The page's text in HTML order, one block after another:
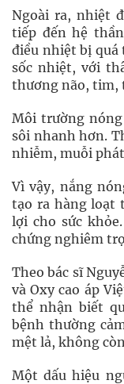
Ngoài ra, nhiệt
tiếp đến hệ
điều nhiệt bị quá
sốc nhiệt, với
thương não, tim,
Môi trường
sôi nhanh hơn.
nhiễm, muỗi
Vì vậy, nắng
tạo ra hàng loạt
lợi cho sức
chứng nghiêm
Theo bác sĩ
và Oxy cao áp
thể nhận biết
bệnh thường
mệt lả, không
Một dấu hiệu